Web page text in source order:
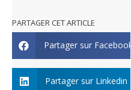
PARTAGER CET ARTICLE
Partager sur Facebook
Partager sur Linkedin